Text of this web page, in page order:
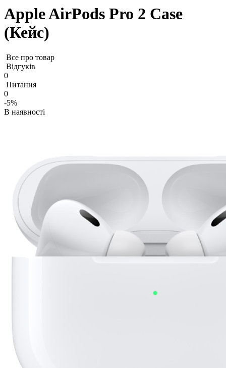
Apple AirPods Pro 2 Case
(Кейс)
Все про товар
Відгуків
0
Питання
0
-5%
В наявності